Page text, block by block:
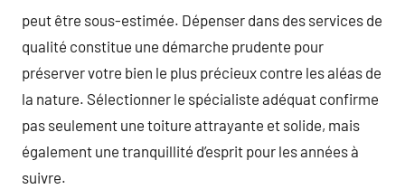
peut être sous-estimée. Dépenser dans des services de
qualité constitue une démarche prudente pour
préserver votre bien le plus précieux contre les aléas de
la nature. Sélectionner le spécialiste adéquat confirme
pas seulement une toiture attrayante et solide, mais
également une tranquillité d’esprit pour les années à
suivre.